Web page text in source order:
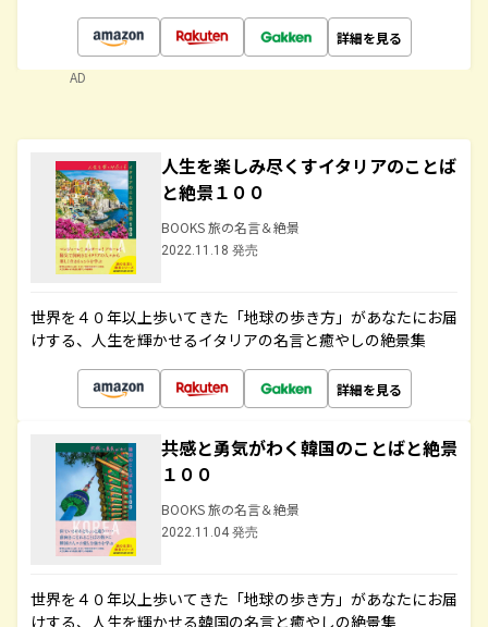
詳細を見る
AD
人生を楽しみ尽くすイタリアのことば
と絶景１００
BOOKS 旅の名言＆絶景
2022.11.18 発売
世界を４０年以上歩いてきた「地球の歩き方」があなたにお届
けする、人生を輝かせるイタリアの名言と癒やしの絶景集
詳細を見る
共感と勇気がわく韓国のことばと絶景
１００
BOOKS 旅の名言＆絶景
2022.11.04 発売
世界を４０年以上歩いてきた「地球の歩き方」があなたにお届
けする、人生を輝かせる韓国の名言と癒やしの絶景集